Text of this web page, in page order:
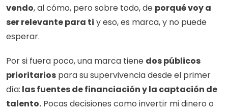
vendo, al cómo, pero sobre todo, de porqué voy a
ser relevante para ti y eso, es marca, y no puede
esperar.
Por si fuera poco, una marca tiene dos públicos
prioritarios para su supervivencia desde el primer
día: las fuentes de financiación y la captación de
talento. Pocas decisiones como invertir mi dinero o